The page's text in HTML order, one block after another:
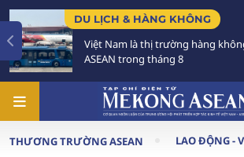
LỊCH & HÀNG KHÔNG
Việt Nam là thị trường hàng không lớn thứ hai
ASEAN trong tháng 8
THƯƠNG TRƯỜNG ASEAN LAO ĐỘNG -